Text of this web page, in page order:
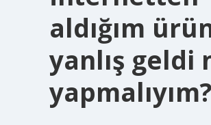
aldığım
yanlış geldi
yapmalıyım?